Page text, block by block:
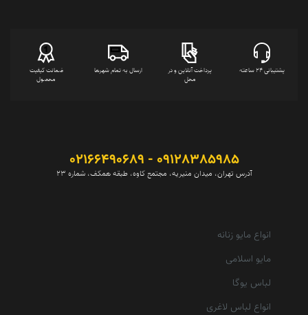
پشتیبانی 24 ساعته
پرداخت آنلاین و در
محل
ارسال به تمام شهرها
ضمانت کیفیت
محصول
09128385985 - 02166490689
آدرس تهران، میدان منیریه، مجتمع کاوه، طبقه همکف، شماره 23
انواع مایو زنانه
مایو اسلامی
لباس یوگا
انواع لباس لاغری